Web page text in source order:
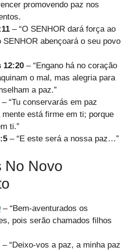
promovendo paz nos
– “O SENHOR dará força ao
SENHOR abençoará o seu povo
12:20 – “Engano há no coração
o mal, mas alegria para
a paz.”
– “Tu conservarás em paz
mente está firme em ti; porque
ti.”
– “E este será a nossa paz…”
No Novo
– “Bem-aventurados os
pois serão chamados filhos
– “Deixo-vos a paz, a minha paz